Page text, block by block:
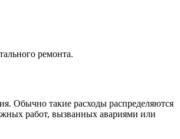
ремонта.
Обычно такие расходы распределяются
работ, вызванных авариями или